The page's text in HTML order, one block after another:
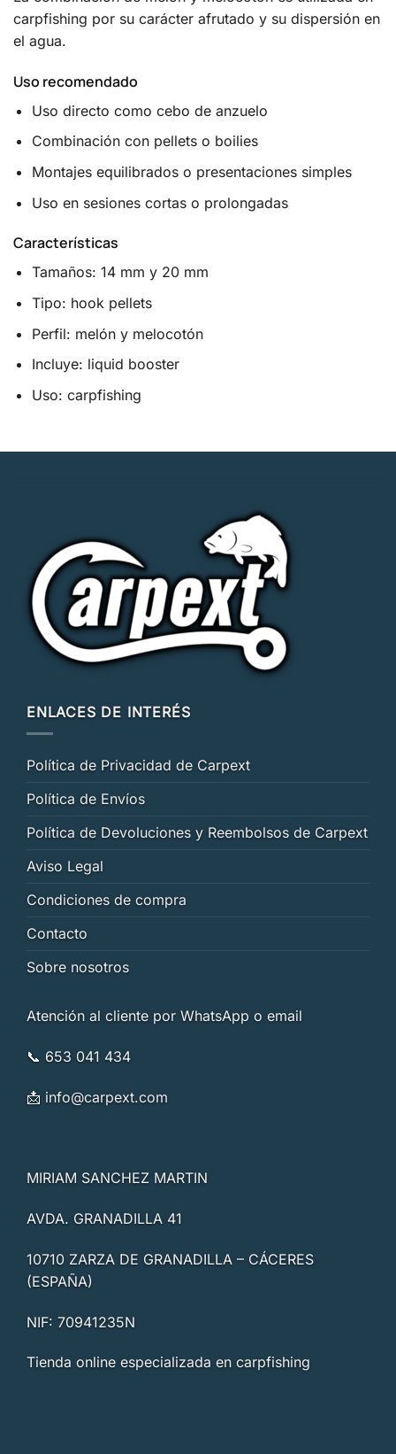
carpfishing por su carácter afrutado y su dispersión en
el agua.
Uso recomendado
Uso directo como cebo de anzuelo
Combinación con pellets o boilies
Montajes equilibrados o presentaciones simples
Uso en sesiones cortas o prolongadas
Características
Tamaños: 14 mm y 20 mm
Tipo: hook pellets
Perfil: melón y melocotón
Incluye: liquid booster
Uso: carpfishing
ENLACES DE INTERÉS
Política de Privacidad de Carpext
Política de Envíos
Política de Devoluciones y Reembolsos de Carpext
Aviso Legal
Condiciones de compra
Contacto
Sobre nosotros
Atención al cliente por WhatsApp o email
📞 653 041 434
📩 info@carpext.com
MIRIAM SANCHEZ MARTIN
AVDA. GRANADILLA 41
10710 ZARZA DE GRANADILLA – CÁCERES
(ESPAÑA)
NIF: 70941235N
Tienda online especializada en carpfishing